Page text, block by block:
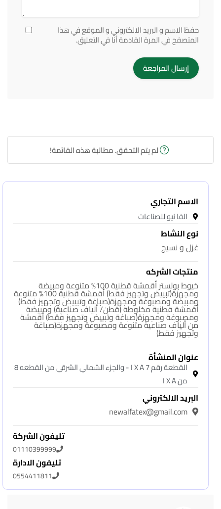
حفظ الاسم و البريد الالكتروني و الموقع في هذا
المتصفح في المرة القادمة أنا في التعليق.
لم يتم التحقق. مطالبة هذه القائمة!
الاسم التجاري
الفا نيو للصناعات
نوع النشاط
غزل و نسيج
منتجات الشركه
خيوط بولستر أقمشة قطنية 100% متنوعة ومبيضة
ومجهزة(تبييض وتجهيز فقط) أقمشة قطنية 100% متنوعة
ومبيضة ومصبوغة ومجهزة(صباغة وتبييض وتجهيز فقط)
أقمشة قطنية مخلوطة (قطن/ ألياف صناعية) ومبيضة
ومصبوغة ومجهزة(صباغة وتبييض وتجهيز فقط) أقمشة
من ألياف صناعية متنوعة ومصبوغة ومجهزة(صباغة
وتجهيز فقط)
عنوان المنشأة
القطعة رقم 7 I X A - والجزء الشمالي الشرقي من القطعه 8
من I X A
البريد الالكتروني
newalfatex@gmail.com
تليفون الشركة
01110399999
تليفون الادارة
0554411811